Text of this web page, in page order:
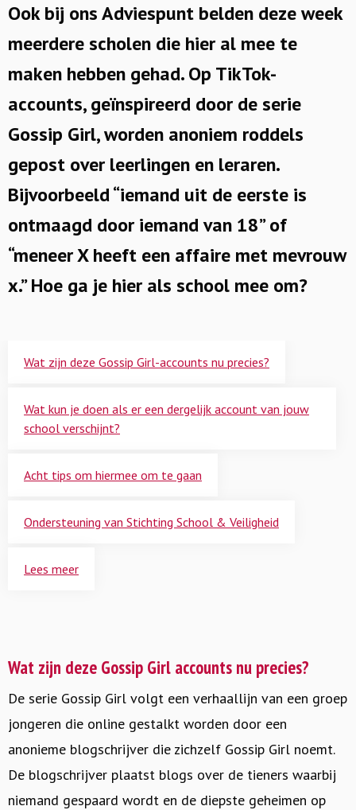
Ook bij ons Adviespunt belden deze week
meerdere scholen die hier al mee te
maken hebben gehad. Op TikTok-
accounts, geïnspireerd door de serie
Gossip Girl, worden anoniem roddels
gepost over leerlingen en leraren.
Bijvoorbeeld “iemand uit de eerste is
ontmaagd door iemand van 18” of
“meneer X heeft een affaire met mevrouw
x.” Hoe ga je hier als school mee om?
Wat zijn deze Gossip Girl-accounts nu precies?
Wat kun je doen als er een dergelijk account van jouw
school verschijnt?
Acht tips om hiermee om te gaan
Ondersteuning van Stichting School & Veiligheid
Lees meer
Wat zijn deze Gossip Girl accounts nu precies?
De serie Gossip Girl volgt een verhaallijn van een groep
jongeren die online gestalkt worden door een
anonieme blogschrijver die zichzelf Gossip Girl noemt.
De blogschrijver plaatst blogs over de tieners waarbij
niemand gespaard wordt en de diepste geheimen op